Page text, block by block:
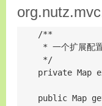
    /**
* 一个扩展配
     */
private Map
public Map